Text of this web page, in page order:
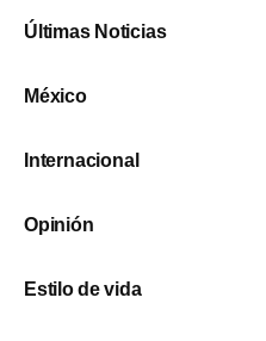
Últimas Noticias
México
Internacional
Opinión
Estilo de vida